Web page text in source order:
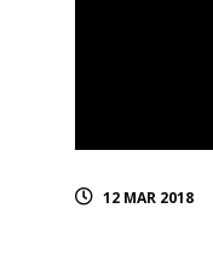
12 MAR 2018